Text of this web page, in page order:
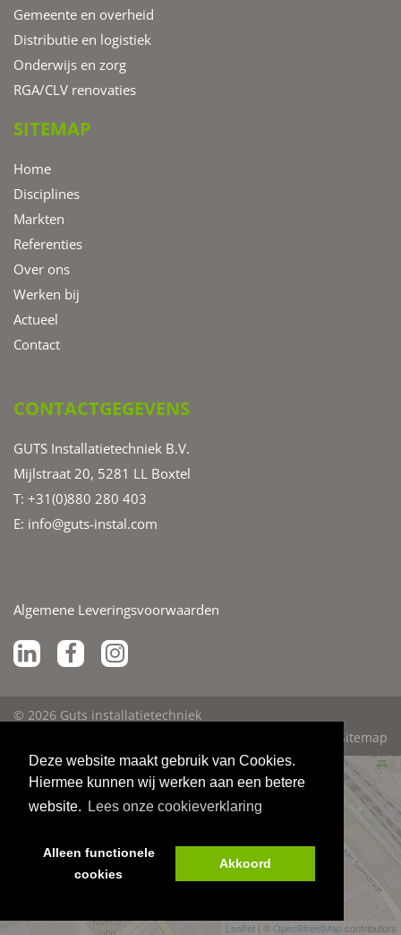
Deze website maakt gebruik van Cookies.
Hiermee kunnen wij werken aan een betere
website.
Lees onze cookieverklaring
Alleen functionele
cookies
Akkoord
Gemeente en overheid
Distributie en logistiek
Onderwijs en zorg
RGA/CLV renovaties
SITEMAP
Home
Disciplines
Markten
Referenties
Over ons
Werken bij
Actueel
Contact
CONTACTGEGEVENS
GUTS Installatietechniek B.V.
Mijlstraat 20, 5281 LL Boxtel
T: +31(0)880 280 403
E: info@guts-instal.com
Algemene Leveringsvoorwaarden
© 2026 Guts installatietechniek
Sitemap
Leaflet | © OpenStreetMapcontributors